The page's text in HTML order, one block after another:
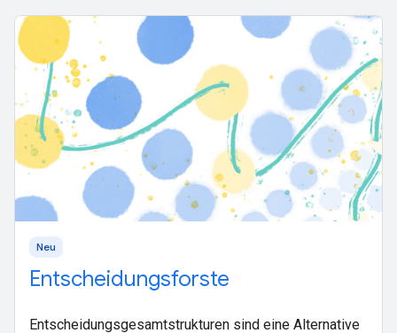
Neu
Entscheidungsforste
Entscheidungsgesamtstrukturen sind eine Alternative